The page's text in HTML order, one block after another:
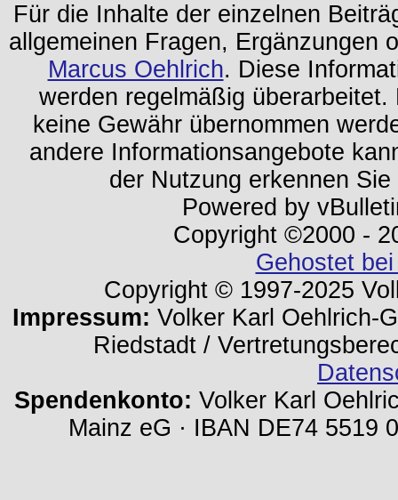
Für die Inhalte der einzelnen
allgemeinen Fragen, Ergänzungen
Marcus Oehlrich. Diese
werden regelmäßig
keine Gewähr übernommen
andere Informationsangebote
der Nutzung erkennen
Powered by
Copyright ©2000 -
Gehostet
Copyright © 1997-2025
Impressum: Volker Karl Oehlrich-
Riedstadt /
Spendenkonto: Volker Karl
Mainz eG · IBAN DE74 5519